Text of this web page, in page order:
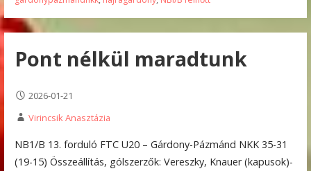
Pont nélkül maradtunk
2026-01-21
Virincsik Anasztázia
NB1/B 13. forduló FTC U20 – Gárdony-Pázmánd NKK 35-31
(19-15) Összeállítás, gólszerzők: Vereszky, Knauer (kapusok)-